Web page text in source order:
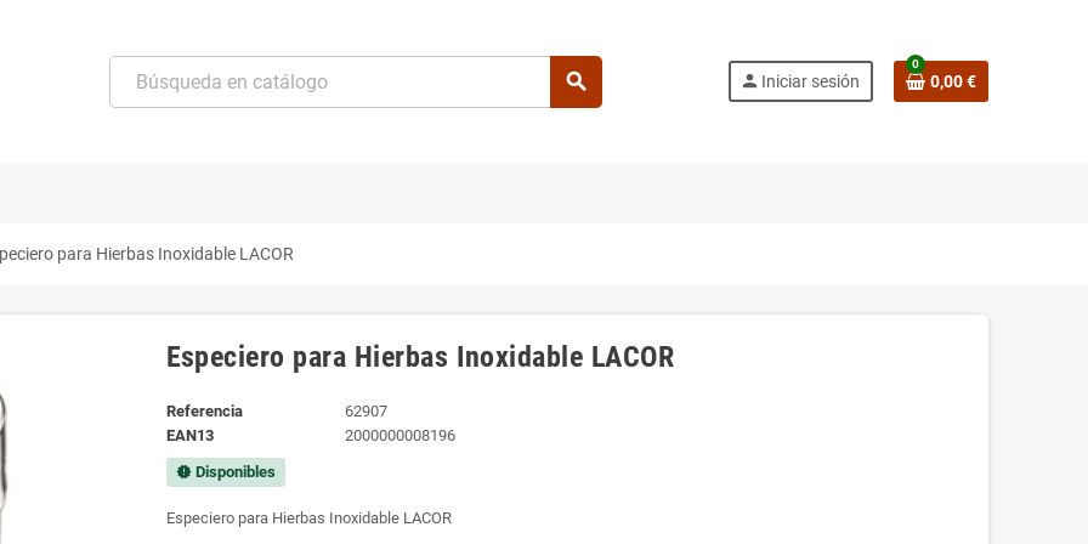
search person Iniciar sesión
0
0,00 €
para Hierbas Inoxidable LACOR
Especiero para Hierbas Inoxidable LACOR
Referencia
62907
EAN13
2000000008196
new_releasesDisponibles
Especiero para Hierbas Inoxidable LACOR